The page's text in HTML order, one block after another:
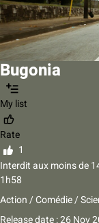
Bugonia
My list
Rate
1
Interdit aux moins de
1h58
Action / Comédie /
Release date : 26 Nov